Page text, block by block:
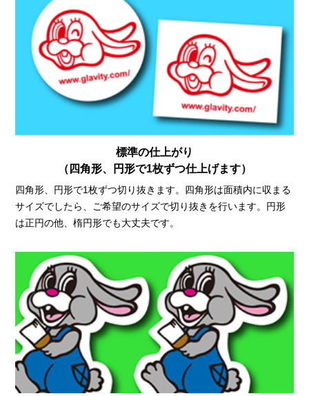
標準の仕上がり
（四角形、円形で1枚ずつ仕上げます）
四角形、円形で1枚ずつ切り抜きます。四角形は面積内に収まる
サイズでしたら、ご希望のサイズで切り抜きを行います。円形
は正円の他、楕円形でも大丈夫です。